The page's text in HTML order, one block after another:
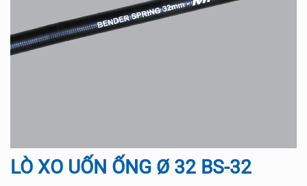
LÒ XO UỐN ỐNG Ø 32 BS-32